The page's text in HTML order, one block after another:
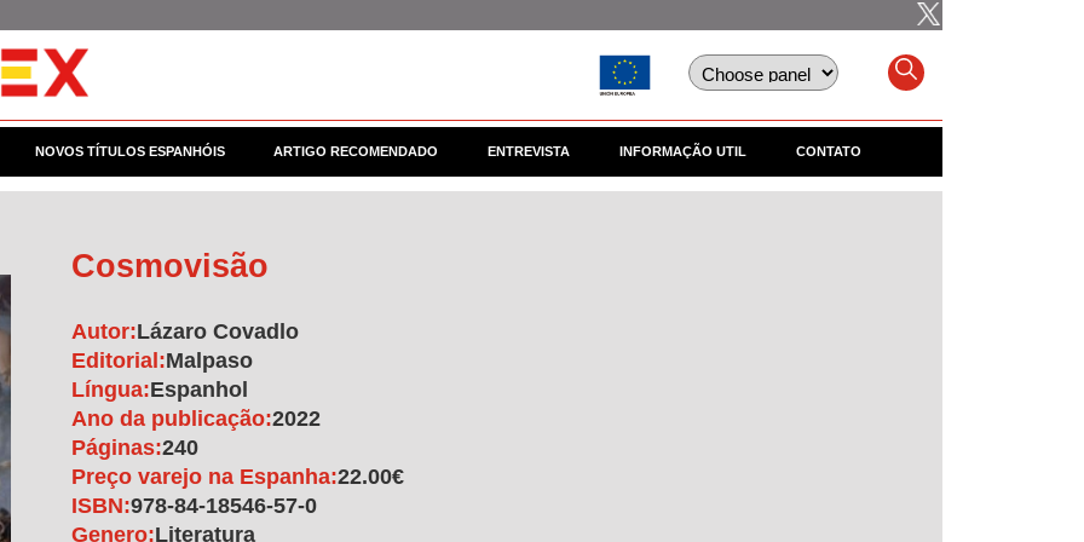
NOVOS TÍTULOS ESPANHÓIS ARTIGO RECOMENDADO ENTREVISTA INFORMAÇÃO UTIL CONTATO
Cosmovisão
Autor:Lázaro Covadlo
Editorial:Malpaso
Língua:Espanhol
Ano da publicação:2022
Páginas:240
Preço varejo na Espanha:22.00€
ISBN:978-84-18546-57-0
Genero:Literatura